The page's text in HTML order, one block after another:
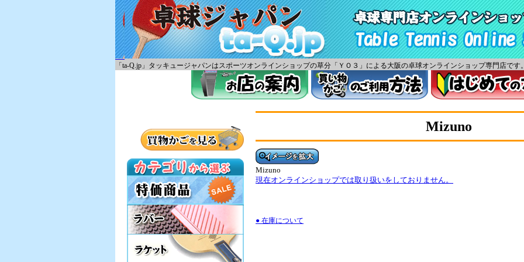
「ta-Q.jp」タッキュージャパンはスポーツオンラインショップの草分「ＹＯ３」による大阪の卓球オンラインショップ専門店です
Mizuno
Mizuno
現在オンラインショップでは取り扱いをしておりません。
● 在庫について